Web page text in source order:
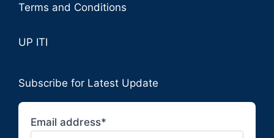
Terms and Conditions
UP ITI
Subscribe for Latest Update
Email address*